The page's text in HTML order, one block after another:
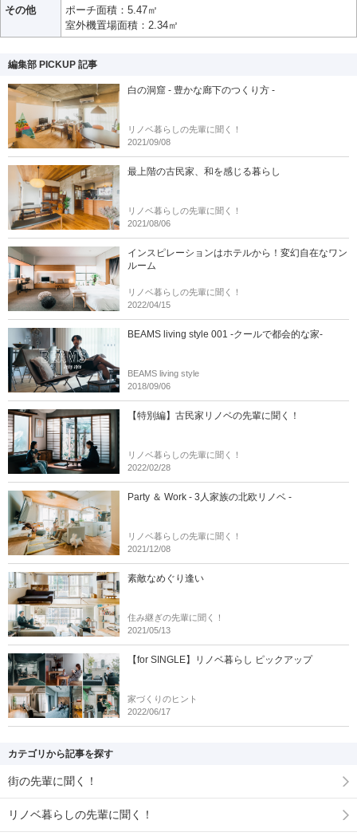
その他
ポーチ面積：5.47㎡
室外機置場面積：2.34㎡
編集部 PICKUP 記事
白の洞窟 - 豊かな廊下のつくり方 -
リノベ暮らしの先輩に聞く！
2021/09/08
最上階の古民家、和を感じる暮らし
リノベ暮らしの先輩に聞く！
2021/08/06
インスピレーションはホテルから！変幻自在なワン
ルーム
リノベ暮らしの先輩に聞く！
2022/04/15
BEAMS living style 001 -クールで都会的な家-
BEAMS living style
2018/09/06
【特別編】古民家リノベの先輩に聞く！
リノベ暮らしの先輩に聞く！
2022/02/28
Party ＆ Work - 3人家族の北欧リノベ -
リノベ暮らしの先輩に聞く！
2021/12/08
素敵なめぐり逢い
住み継ぎの先輩に聞く！
2021/05/13
【for SINGLE】リノベ暮らし ピックアップ
家づくりのヒント
2022/06/17
カテゴリから記事を探す
街の先輩に聞く！
リノベ暮らしの先輩に聞く！